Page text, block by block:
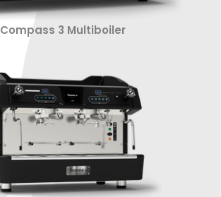
Compass 3 Multiboiler